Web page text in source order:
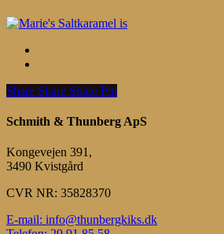
Share
Share Share Share Pin
Schmith & Thunberg ApS
Kongevejen 391,
3490 Kvistgård
CVR NR: 35828370
E-mail: info@thunbergkiks.dk